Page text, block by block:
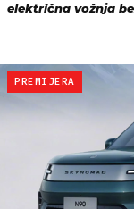
električna vožnja
PREMIJERA